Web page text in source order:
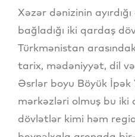
Xəzər dənizinin
bağladığı iki qardaş
Türkmənistan
tarix, mədəniyyət, dil
Əsrlər boyu Böyük İpək
mərkəzləri olmuş bu
dövlətlər kimi həm